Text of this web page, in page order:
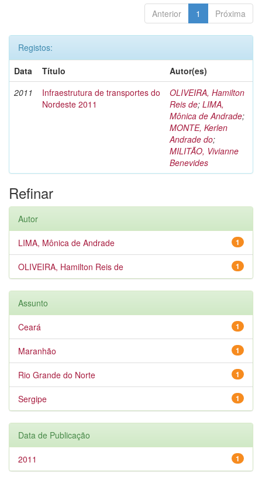
Anterior 1 Próxima
Registos:
Data
Título
Autor(es)
2011
Infraestrutura de transportes do
Nordeste 2011
OLIVEIRA, Hamilton
Reis de; LIMA,
Mônica de Andrade;
MONTE, Kerlen
Andrade do;
MILITÃO, Vivianne
Benevides
Refinar
Autor
1
LIMA, Mônica de Andrade
1
OLIVEIRA, Hamilton Reis de
Assunto
1
Ceará
1
Maranhão
1
Rio Grande do Norte
1
Sergipe
Data de Publicação
1
2011